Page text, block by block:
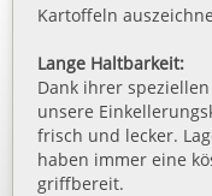
Kartoffeln
Lange Haltbarkeit:
Dank ihrer
unsere
frisch und lecker.
haben immer eine
griffbereit.